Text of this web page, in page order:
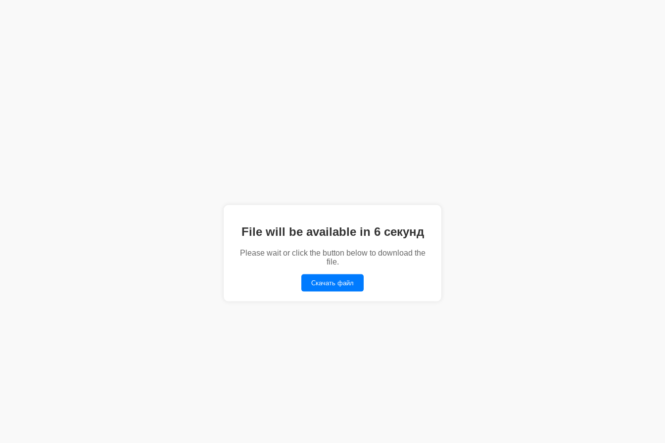
File will be available in 6 секунд
Please wait or click the button below to download the
file.
Скачать файл